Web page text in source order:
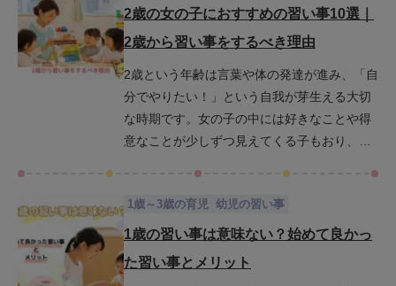
かせる習い事もたくさんあります。この記事
い事の選び方や、集中力や自己肯定感を育て
る工夫、先生との相性を見極めるポイントま
でを丁寧に解説します。お子さんの「やって
みたい！」という気持ちを大切に、楽しく続
けられる習い事を一緒に見つけていきましょ
2歳の女の子におすすめの習い事10選｜
2歳から習い事をするべき理由
2歳という年齢は言葉や体の発達が進み、「自
分でやりたい！」という自我が芽生える大切
な時期です。女の子の中には好きなことや得
意なことが少しずつ見えてくる子もおり、習
くなり始めるこの時期にどんな習い事が合っ
ているのか、またそもそも始めるべきかどう
事では、2歳の女の子に人気で効果的な習い事
1歳～3歳の育児 幼児の習い事
1歳の習い事は意味ない？始めて良かっ
た習い事とメリット